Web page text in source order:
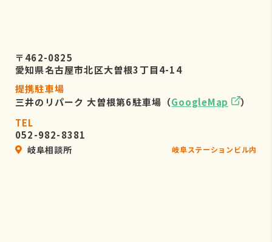
〒462-0825
愛知県名古屋市北区大曽根3丁目4-14
提携駐車場
三井のリパーク 大曽根第6駐車場（GoogleMap
）
TEL
052-982-8381
岐阜相談所 岐阜ステーションビル内